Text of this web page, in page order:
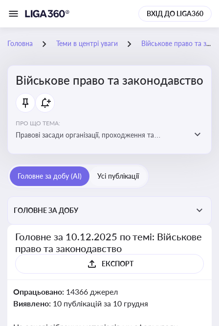
ВХІД ДО LIGA360
Головна Теми в центрі уваги Військове право та законодавство
Військове право та законодавство
ПРО ЩО ТЕМА:
Правові засади організації, проходження та
військовослужбовців у воєнний час
Головне за добу (AI) Усі публікації
ГОЛОВНЕ ЗА ДОБУ
Головне за 10.12.2025 по темі: Військове
право та законодавство
ЕКСПОРТ
Опрацьовано: 14366 джерел
Виявлено: 10 публікацій за 10 грудня